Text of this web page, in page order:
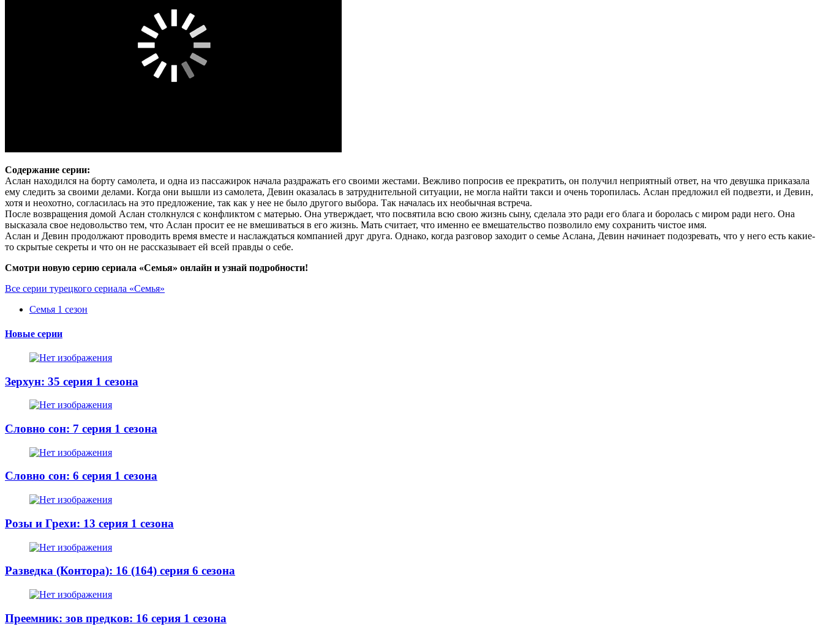
Содержание серии:
Аслан находился на борту самолета, и одна из пассажирок начала раздражать его своими жестами. Вежливо попросив ее прекратить, он получил неприятный ответ, на что девушка приказала
ему следить за своими делами. Когда они вышли из самолета, Девин оказалась в затруднительной ситуации, не могла найти такси и очень торопилась. Аслан предложил ей подвезти, и Девин,
хотя и неохотно, согласилась на это предложение, так как у нее не было другого выбора. Так началась их необычная встреча.
После возвращения домой Аслан столкнулся с конфликтом с матерью. Она утверждает, что посвятила всю свою жизнь сыну, сделала это ради его блага и боролась с миром ради него. Она
высказала свое недовольство тем, что Аслан просит ее не вмешиваться в его жизнь. Мать считает, что именно ее вмешательство позволило ему сохранить чистое имя.
Аслан и Девин продолжают проводить время вместе и наслаждаться компанией друг друга. Однако, когда разговор заходит о семье Аслана, Девин начинает подозревать, что у него есть какие-
то скрытые секреты и что он не рассказывает ей всей правды о себе.
Смотри новую серию сериала «Семья» онлайн и узнай подробности!
Все серии турецкого сериала «Семья»
Семья 1 сезон
Новые серии
Зерхун: 35 серия 1 сезона
Словно сон: 7 серия 1 сезона
Словно сон: 6 серия 1 сезона
Розы и Грехи: 13 серия 1 сезона
Разведка (Контора): 16 (164) серия 6 сезона
Преемник: зов предков: 16 серия 1 сезона